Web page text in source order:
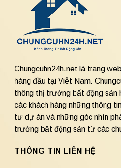
Chungcuhn24h.net là trang
hàng đầu tại Việt Nam.
thông thị trường bất động sản
các khách hàng những thông
tư dự án và những góc nhìn
trường bất động sản từ các
THÔNG TIN LIÊN HỆ